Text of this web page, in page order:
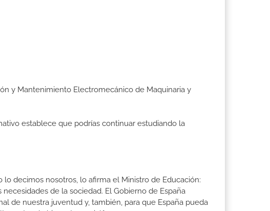
y Mantenimiento Electromecánico de Maquinaria y
establece que podrías continuar estudiando la
lo decimos nosotros, lo afirma el Ministro de Educación:
de la sociedad. El Gobierno de España
de nuestra juventud y, también, para que España pueda